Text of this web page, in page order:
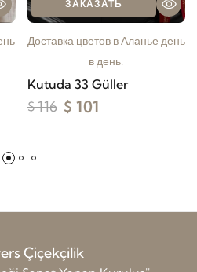
ЗАКАЗАТЬ
Доставка цветов в Аланье день
в день.
Kutuda 33 Güller
$ 116 $ 101
Çiçekçilik